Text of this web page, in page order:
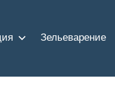
Зельеварение